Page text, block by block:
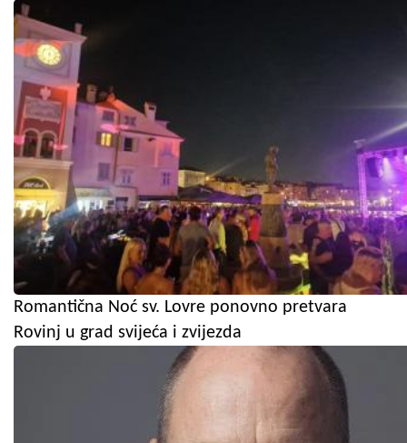
Romantična Noć sv. Lovre ponovno pretvara
Rovinj u grad svijeća i zvijezda